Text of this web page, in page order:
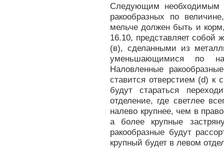
Следующим необходимым
ракообразных по
мельче должен быть и
16.10, представляет собой
(в), сделанными из
уменьшающимися по
Наловленные
ставится отверстием (d) к
будут стараться
отделение, где светлее
налево крупнее, чем в
а более крупные
ракообразные будут
крупный будет в левом